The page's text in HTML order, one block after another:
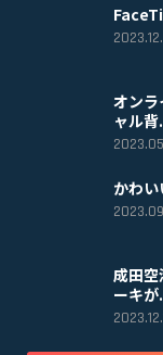
オンラ
ャル背
かわ
成田空
ーキが